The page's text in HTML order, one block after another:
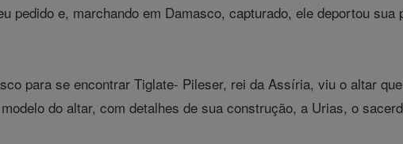
pedido e, marchando em Damasco, capturado, ele deportou
para se encontrar Tiglate- Pileser, rei da Assíria, viu o altar
do altar, com detalhes de sua construção, a Urias, o